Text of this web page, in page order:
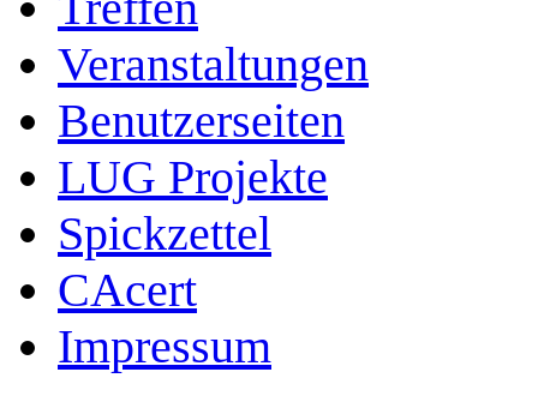
Veranstaltungen
Benutzerseiten
LUG Projekte
Spickzettel
CAcert
Impressum